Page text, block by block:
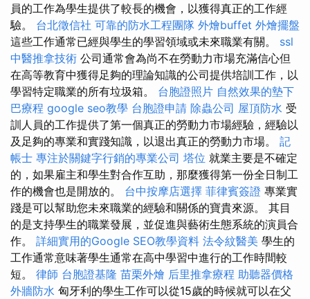
員的工作為學生提供了較長的機會，以獲得真正的工作經
驗。 台北徵信社 可靠的防水工程團隊 外燴buffet 外燴擺盤
這些工作通常已經與學生的學習領域或未來職業有關。 ssl
中醫推拿技術 公司通常會為尚不在勞動力市場充滿信心但
在高等教育中獲得足夠的理論知識的公司提供培訓工作，以
學習特定職業的所有垃圾箱。 台胞證照片 自然效果的墊下
巴療程 google seo教學 台胞證申請 除蟲公司 屋頂防水 受
訓人員的工作提供了第一個真正的勞動力市場經驗，經驗以
及足夠的專業和實踐知識，以退出真正的勞動力市場。 記
帳士 專注於關鍵字行銷的專業公司 塔位 就業主要是不確定
的，如果雇主和學生對合作互助，那麼獲得第一份全日制工
作的機會也是開放的。 台中按摩店選擇 菲律賓簽證 專業實
踐是可以幫助您未來職業的經驗和關係的寶貴來源。 其目
的是支持學生的職業發展，並促進與藝術生態系統的演員合
作。 詳細實用的Google SEO教學資料 法令紋醫美 學生的
工作通常意味著學生通常在高中學習中進行的工作時間較
短。 律師 台胞證基隆 苗栗外燴 后里推拿療程 助聽器價格
外牆防水 匈牙利的學生工作可以從15歲的時候就可以在父